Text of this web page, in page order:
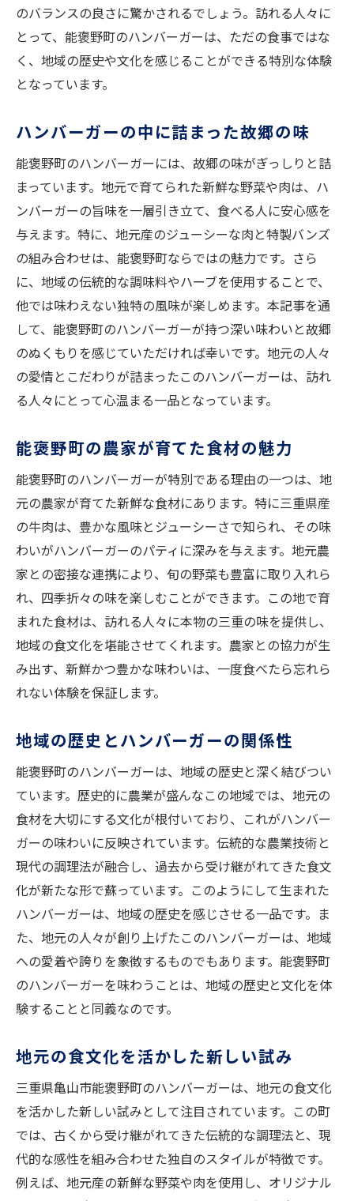
アウトドアで楽しむハンバーガー体験
地元の恵みとハンバーガーの融合
自然と共生するハンバーガーの役割
亀山の風景と共に楽しむ食事
自然素材を活かしたハンバーガーの健康効
地元食材を活かした能褒野町の絶品ハンバーガ
ー
能褒野町の食材が生む豊かな風味
地元生産者との協力で実現する味
能褒野町の四季を感じるハンバーガー
地域の特産品を取り入れたレシピ
新鮮な食材で作る安心・安全なハンバーガ
ー
能褒野町の食材で健康を考える
能褒野町で発見した驚きのハンバーガー体験
訪れる人々を驚かせる新メニュー
ハンバーガーを通じて知る能褒野町の魅力
地域住民が愛するハンバーガーとは
予想を超える味の発見
能褒野町のハンバーガーと観光
三重の自然と共に楽しむ能褒野町のハンバーガ
ー
自然と調和した食事の魅力
能褒野町の自然景観と食の関係
ハンバーガーが引き立てる風景の美しさ
四季折々の自然と共に味わう
能褒野町のエコフレンドリーな食事
亀山市能褒野町のハンバーガーが人気の理由
地元の人々が支持する理由
観光客が集まる魅力的なポイント
口コミで広がるハンバーガーの評判
シェフのこだわりが詰まった一品
リピーターが絶えない理由
全世代に愛されるハンバーガー
地元のこだわりが詰まった亀山のハンバーガー
こだわりのソースと具材
食材選びから始まる美味しさ
地域色豊かなハンバーガーの開発
地元の歴史を感じる一品
持続可能な食材使用への取り組み
のバランスの良さに驚かされるでしょう。訪れる人々に
とって、能褒野町のハンバーガーは、ただの食事ではな
く、地域の歴史や文化を感じることができる特別な体験
となっています。
ハンバーガーの中に詰まった故郷の味
能褒野町のハンバーガーには、故郷の味がぎっしりと詰
まっています。地元で育てられた新鮮な野菜や肉は、ハ
ンバーガーの旨味を一層引き立て、食べる人に安心感を
与えます。特に、地元産のジューシーな肉と特製バンズ
の組み合わせは、能褒野町ならではの魅力です。さら
に、地域の伝統的な調味料やハーブを使用することで、
他では味わえない独特の風味が楽しめます。本記事を通
して、能褒野町のハンバーガーが持つ深い味わいと故郷
のぬくもりを感じていただければ幸いです。地元の人々
の愛情とこだわりが詰まったこのハンバーガーは、訪れ
る人々にとって心温まる一品となっています。
能褒野町の農家が育てた食材の魅力
能褒野町のハンバーガーが特別である理由の一つは、地
元の農家が育てた新鮮な食材にあります。特に三重県産
の牛肉は、豊かな風味とジューシーさで知られ、その味
わいがハンバーガーのパティに深みを与えます。地元農
家との密接な連携により、旬の野菜も豊富に取り入れら
れ、四季折々の味を楽しむことができます。この地で育
まれた食材は、訪れる人々に本物の三重の味を提供し、
地域の食文化を堪能させてくれます。農家との協力が生
み出す、新鮮かつ豊かな味わいは、一度食べたら忘れら
れない体験を保証します。
地域の歴史とハンバーガーの関係性
能褒野町のハンバーガーは、地域の歴史と深く結びつい
ています。歴史的に農業が盛んなこの地域では、地元の
食材を大切にする文化が根付いており、これがハンバー
ガーの味わいに反映されています。伝統的な農業技術と
現代の調理法が融合し、過去から受け継がれてきた食文
化が新たな形で蘇っています。このようにして生まれた
ハンバーガーは、地域の歴史を感じさせる一品です。ま
た、地元の人々が創り上げたこのハンバーガーは、地域
への愛着や誇りを象徴するものでもあります。能褒野町
のハンバーガーを味わうことは、地域の歴史と文化を体
験することと同義なのです。
地元の食文化を活かした新しい試み
三重県亀山市能褒野町のハンバーガーは、地元の食文化
を活かした新しい試みとして注目されています。この町
では、古くから受け継がれてきた伝統的な調理法と、現
代的な感性を組み合わせた独自のスタイルが特徴です。
例えば、地元産の新鮮な野菜や肉を使用し、オリジナル